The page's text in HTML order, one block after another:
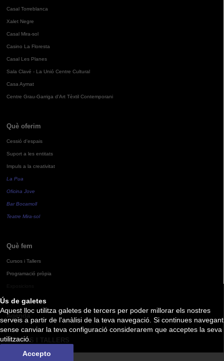
Ús de galetes
Aquest lloc utilitza galetes de tercers per poder millorar els nostres
serveis a partir de l'anàlisi de la teva navegació. Si continues navegant
sense canviar la teva configuració considerarem que acceptes la seva
utilització.
Accepto
Casal Torreblanca
Xalet Negre
Casal Mira-sol
Casino La Floresta
Casal Les Planes
Sala Clavé - La Unió Centre Cultural
Casa Aymat
Centre Grau-Garriga d'Art Tèxtil Contemporani
Què oferim
Cessió d'espais
Suport a les entitats
Impuls a la creativitat
La Pua
Oficina Jove
Bar Bocamoll
Teatre Mira-sol
Què fem
Cursos i Tallers
Programació pròpia
Agenda
CURSOS I TALLERS